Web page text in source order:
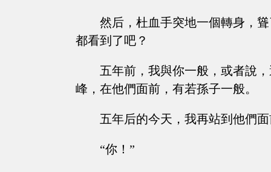
然后，杜血手突地一個轉身，
都看到了吧？
五年前，我與你一般，或者說
峰，在他們面前，有若孫子一般。
五年后的今天，我再站到他們
“你！”